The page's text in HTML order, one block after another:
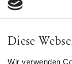
Diese
Wir verwenden
Die
Rassismus.